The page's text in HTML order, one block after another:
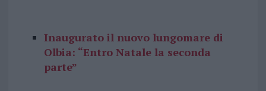
Inaugurato il nuovo lungomare di
Olbia: “Entro Natale la seconda
parte”